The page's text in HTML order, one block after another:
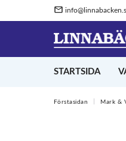
STARTSIDA
Förstasidan Mark &